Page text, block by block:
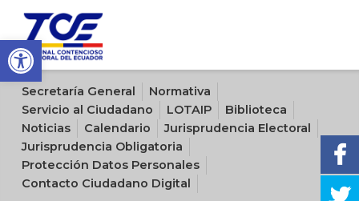
Open toolbar
Sitio oficial del Tribunal Contencioso Electoral del Ecuador
Secretaría General
Normativa
Servicio al Ciudadano
LOTAIP
Biblioteca
Noticias
Calendario
Jurisprudencia Electoral
Jurisprudencia Obligatoria
Protección Datos Personales
Contacto Ciudadano Digital